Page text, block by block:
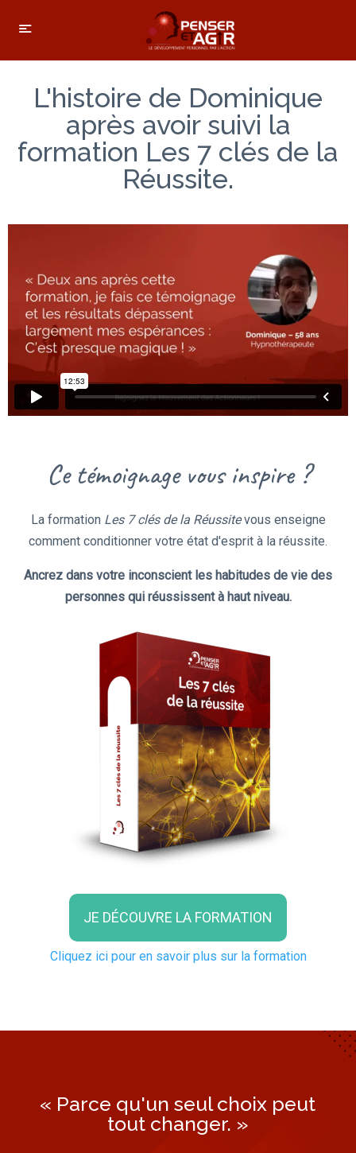
L'histoire de Dominique
après avoir suivi la
formation Les 7 clés de la
Réussite.
Ce témoignage vous inspire ?
La formation Les 7 clés de la Réussitevous enseigne
comment conditionner votre état d'esprit à la réussite.
Ancrez dans votre inconscient les habitudes de vie des
personnes qui réussissent à haut niveau.
JE DÉCOUVRE LA FORMATION
Cliquez ici pour en savoir plus sur la formation
« Parce qu'un seul choix peut
tout changer. »